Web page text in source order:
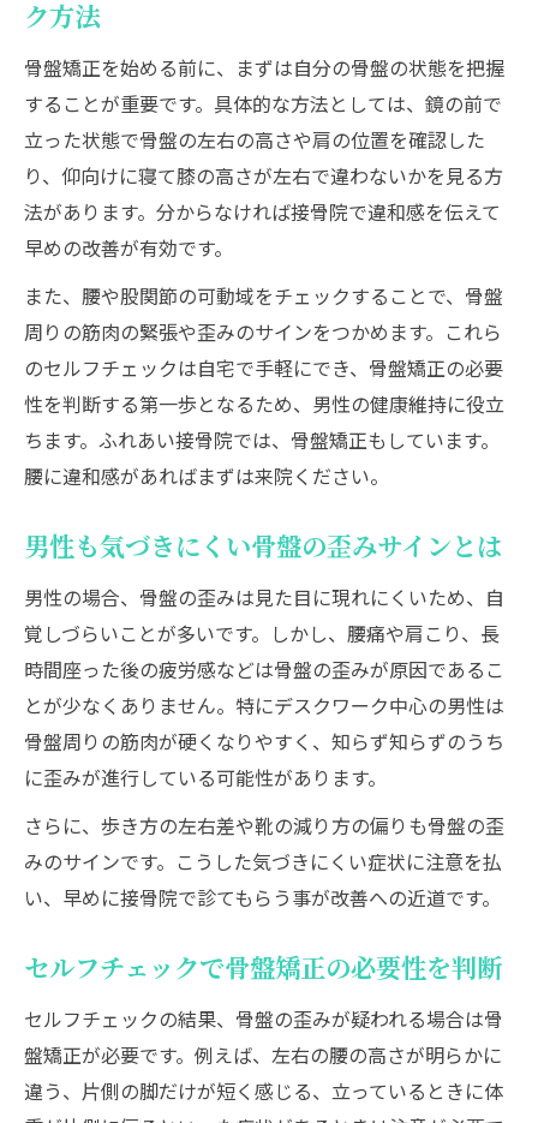
ク方法
骨盤矯正を始める前に、まずは自分の骨盤の状態を把握
することが重要です。具体的な方法としては、鏡の前で
立った状態で骨盤の左右の高さや肩の位置を確認した
り、仰向けに寝て膝の高さが左右で違わないかを見る方
法があります。分からなければ接骨院で違和感を伝えて
早めの改善が有効です。
また、腰や股関節の可動域をチェックすることで、骨盤
周りの筋肉の緊張や歪みのサインをつかめます。これら
のセルフチェックは自宅で手軽にでき、骨盤矯正の必要
性を判断する第一歩となるため、男性の健康維持に役立
ちます。ふれあい接骨院では、骨盤矯正もしています。
腰に違和感があればまずは来院ください。
男性も気づきにくい骨盤の歪みサインとは
男性の場合、骨盤の歪みは見た目に現れにくいため、自
覚しづらいことが多いです。しかし、腰痛や肩こり、長
時間座った後の疲労感などは骨盤の歪みが原因であるこ
とが少なくありません。特にデスクワーク中心の男性は
骨盤周りの筋肉が硬くなりやすく、知らず知らずのうち
に歪みが進行している可能性があります。
さらに、歩き方の左右差や靴の減り方の偏りも骨盤の歪
みのサインです。こうした気づきにくい症状に注意を払
い、早めに接骨院で診てもらう事が改善への近道です。
セルフチェックで骨盤矯正の必要性を判断
セルフチェックの結果、骨盤の歪みが疑われる場合は骨
盤矯正が必要です。例えば、左右の腰の高さが明らかに
違う、片側の脚だけが短く感じる、立っているときに体